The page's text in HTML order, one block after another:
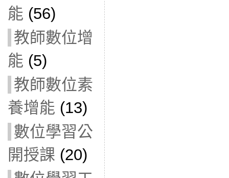
能 (56)
教師數位增
能 (5)
教師數位素
養增能 (13)
數位學習公
開授課 (20)